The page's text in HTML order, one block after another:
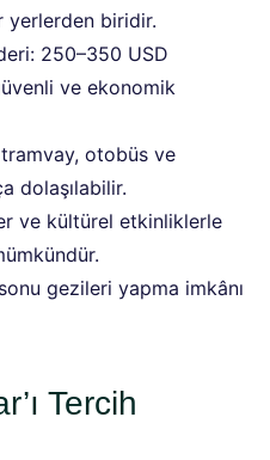
yerlerden biridir.
250–350 USD
ve ekonomik
otobüs ve
dolaşılabilir.
ve kültürel etkinliklerle
gezileri yapma imkânı
Tercih